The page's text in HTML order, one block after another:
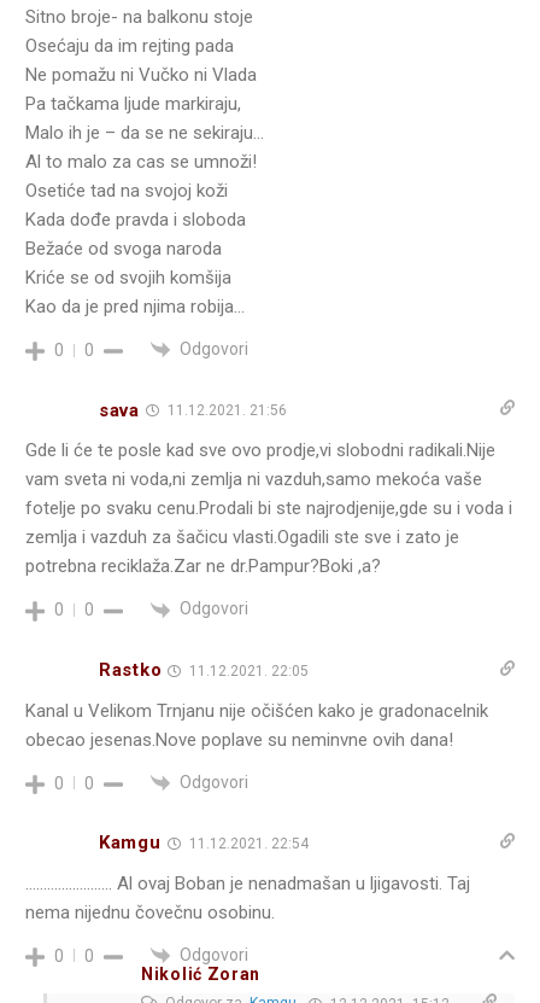
Sitno broje- na balkonu stoje
Osećaju da im rejting pada
Ne pomažu ni Vučko ni Vlada
Pa tačkama ljude markiraju,
Malo ih je – da se ne sekiraju…
Al to malo za cas se umnoži!
Osetiće tad na svojoj koži
Kada dođe pravda i sloboda
Bežaće od svoga naroda
Kriće se od svojih komšija
Kao da je pred njima robija…
0 0 Odgovori
sava 11.12.2021. 21:56
Gde li će te posle kad sve ovo prodje,vi slobodni radikali.Nije
vam sveta ni voda,ni zemlja ni vazduh,samo mekoća vaše
fotelje po svaku cenu.Prodali bi ste najrodjenije,gde su i voda i
zemlja i vazduh za šačicu vlasti.Ogadili ste sve i zato je
potrebna reciklaža.Zar ne dr.Pampur?Boki ,a?
0 0 Odgovori
Rastko 11.12.2021. 22:05
Kanal u Velikom Trnjanu nije očišćen kako je gradonacelnik
obecao jesenas.Nove poplave su neminvne ovih dana!
0 0 Odgovori
Kamgu 11.12.2021. 22:54
…………………… Al ovaj Boban je nenadmašan u ljigavosti. Taj
nema nijednu čovečnu osobinu.
0 0
Odgovori
Nikolić Zoran